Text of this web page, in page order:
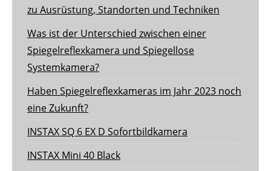
zu Ausrüstung, Standorten und Techniken
Was ist der Unterschied zwischen einer
Spiegelreflexkamera und Spiegellose
Systemkamera?
Haben Spiegelreflexkameras im Jahr 2023 noch
eine Zukunft?
INSTAX SQ 6 EX D Sofortbildkamera
INSTAX Mini 40 Black